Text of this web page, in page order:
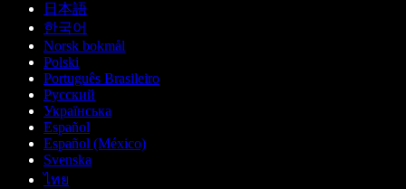
日本語
한국어
Norsk bokmål
Polski
Português Brasileiro
Русский
Українська
Español
Español (México)
Svenska
ไทย